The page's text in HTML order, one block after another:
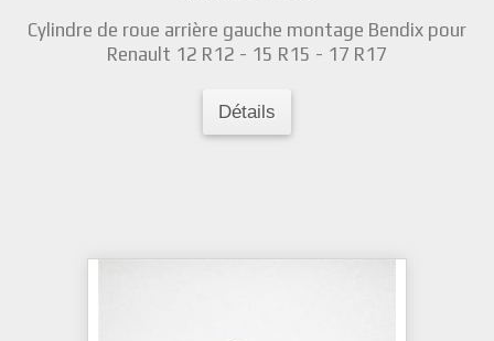
Cylindre de roue arrière gauche montage Bendix pour
Renault 12 R12 - 15 R15 - 17 R17
Détails